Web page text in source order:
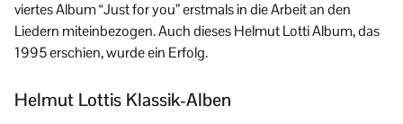
viertes Album “Just for you” erstmals in die Arbeit an den
Liedern miteinbezogen. Auch dieses Helmut Lotti Album, das
1995 erschien, wurde ein Erfolg.
Helmut Lottis Klassik-Alben